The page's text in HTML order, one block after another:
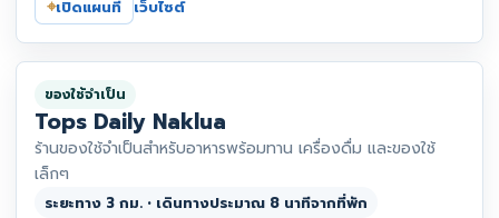
⌖เปิดแผนที่ เว็บไซต์
ของใช้จำเป็น
Tops Daily Naklua
ร้านของใช้จำเป็นสำหรับอาหารพร้อมทาน เครื่องดื่ม และของใช้
เล็กๆ
ระยะทาง 3 กม. • เดินทางประมาณ 8 นาทีจากที่พัก